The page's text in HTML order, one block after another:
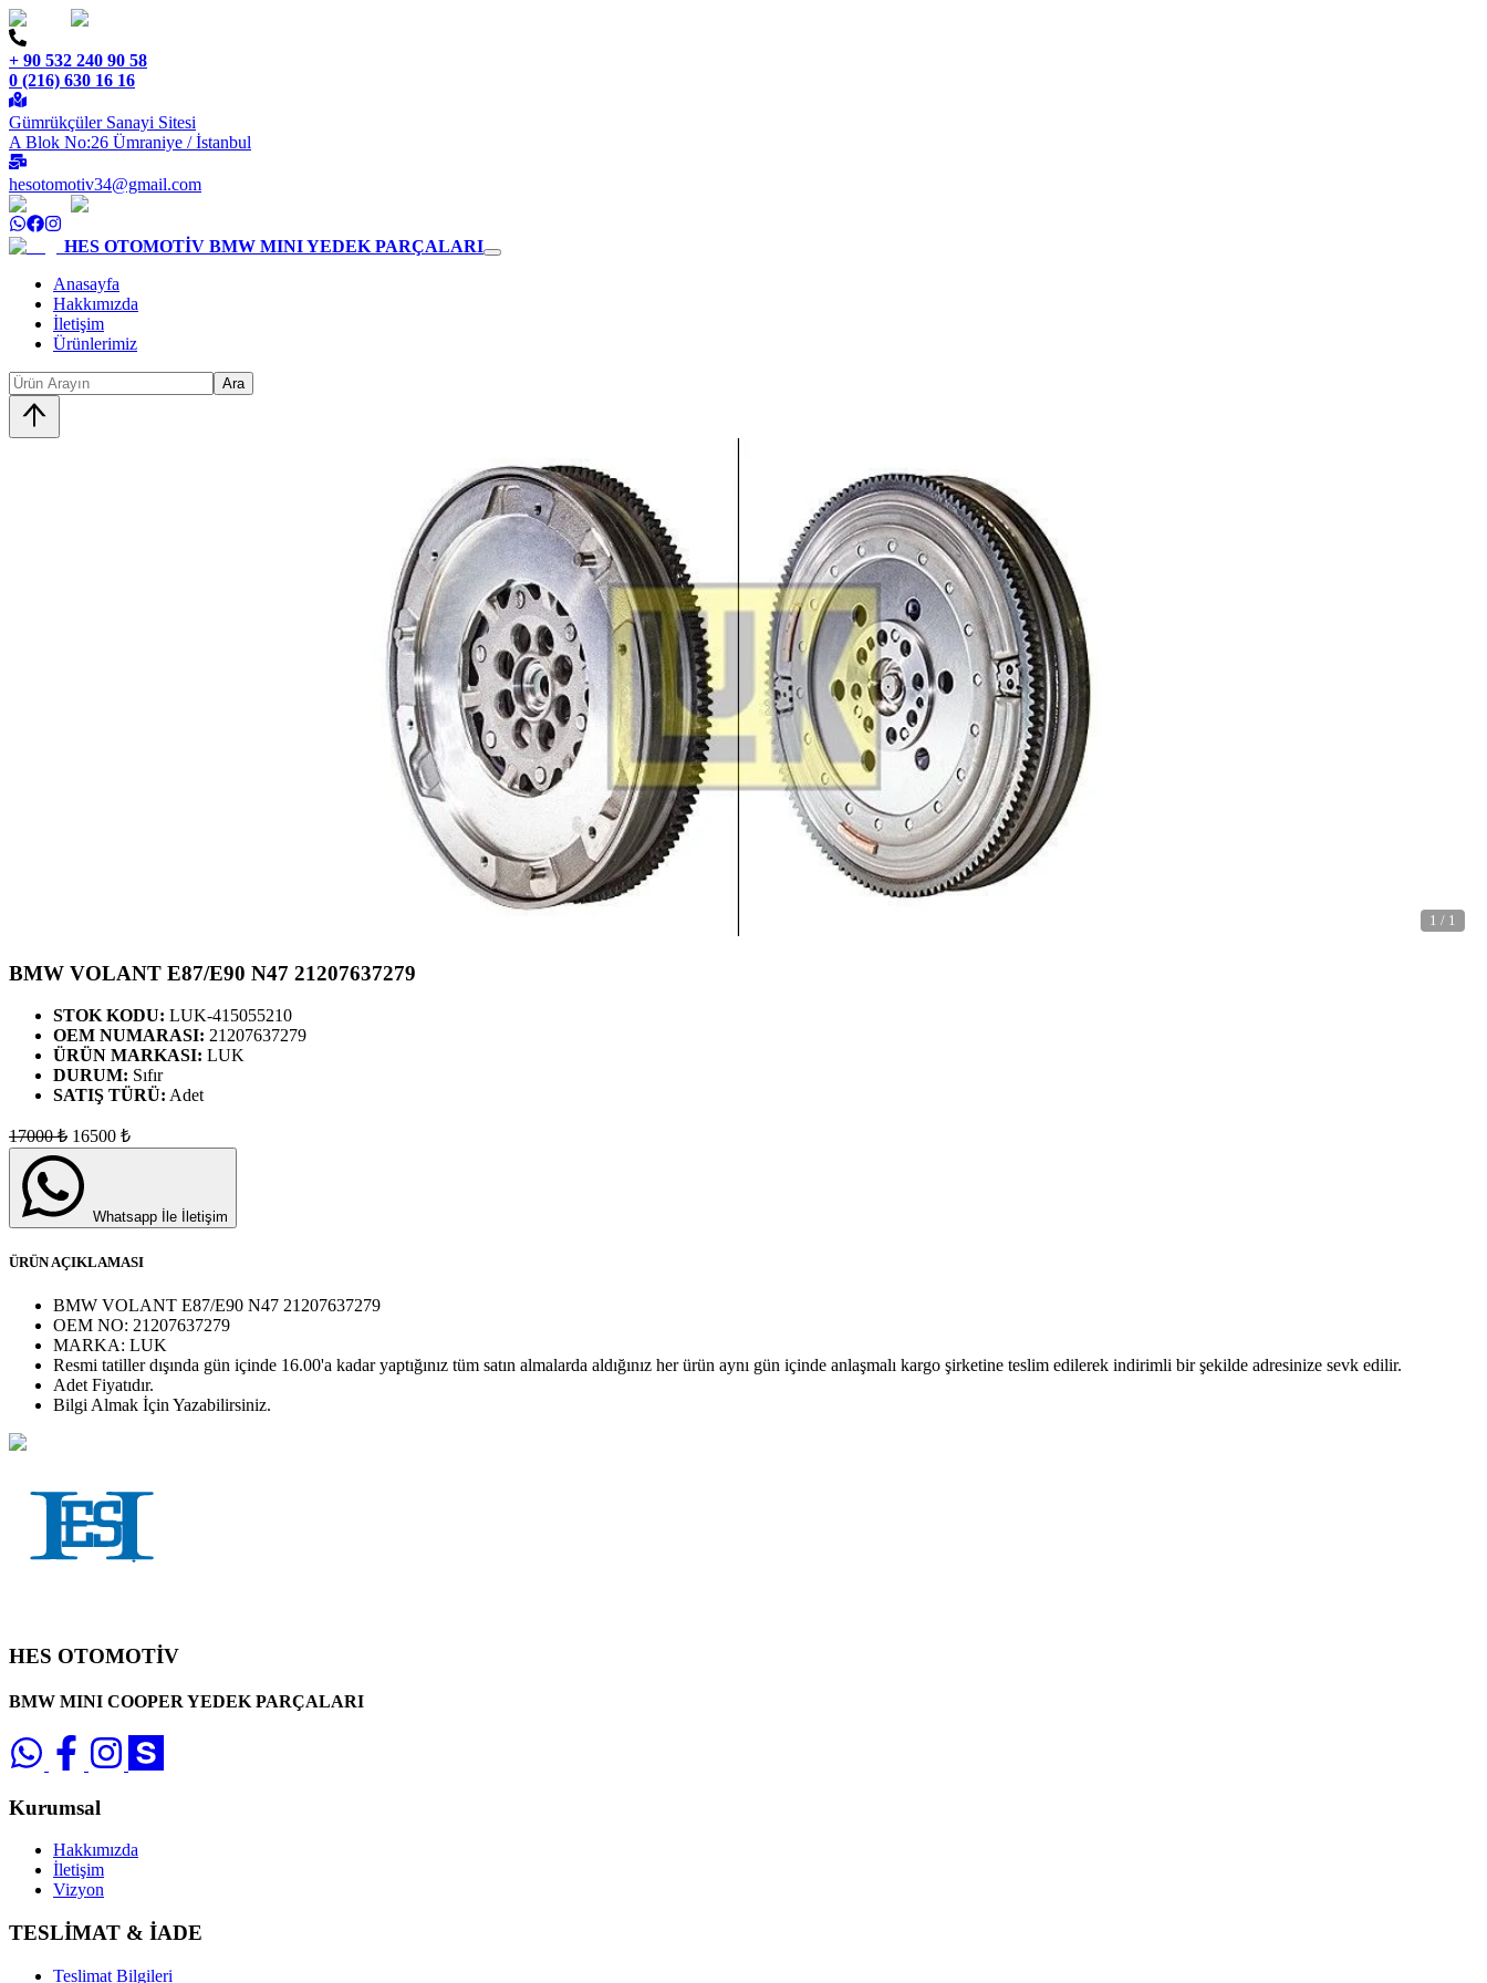
+ 90 532 240 90 58
0 (216) 630 16 16
Gümrükçüler Sanayi Sitesi
A Blok No:26 Ümraniye / İstanbul
hesotomotiv34@gmail.com
HES OTOMOTİV BMW MINI YEDEK PARÇALARI
Anasayfa
Hakkımızda
İletişim
Ürünlerimiz
Ara
1 / 1
BMW VOLANT E87/E90 N47 21207637279
STOK KODU: LUK-415055210
OEM NUMARASI: 21207637279
ÜRÜN MARKASI: LUK
DURUM: Sıfır
SATIŞ TÜRÜ: Adet
17000₺ 16500 ₺
Whatsapp İle İletişim
ÜRÜN AÇIKLAMASI
BMW VOLANT E87/E90 N47 21207637279
OEM NO: 21207637279
MARKA: LUK
Resmi tatiller dışında gün içinde 16.00'a kadar yaptığınız tüm satın almalarda aldığınız her ürün aynı gün içinde anlaşmalı kargo şirketine teslim edilerek indirimli bir şekilde adresinize sevk edilir.
Adet Fiyatıdır.
Bilgi Almak İçin Yazabilirsiniz.
HES OTOMOTİV
BMW MINI COOPER YEDEK PARÇALARI
Kurumsal
Hakkımızda
İletişim
Vizyon
TESLİMAT & İADE
Teslimat Bilgileri